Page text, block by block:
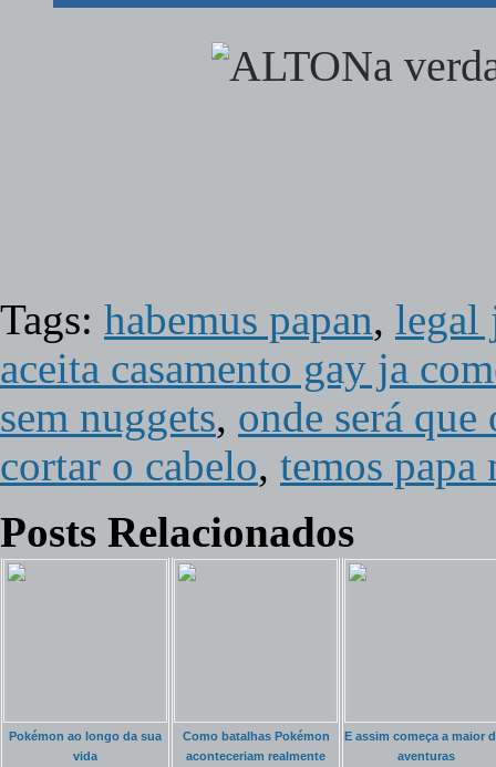
Na
Tags: habemus papan, legal
aceita casamento gay ja
sem nuggets, onde será
cortar o cabelo, temos papa
Posts Relacionados
Pokémon ao longo da sua
vida
Como batalhas Pokémon
aconteceriam realmente
E assim começa a maior
aventuras